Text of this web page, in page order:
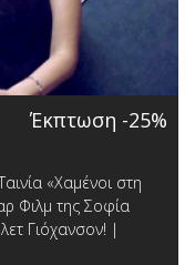
Έκπτωση -25%
«Χαμένοι στη
Φιλμ της Σοφία
Γιόχανσον! |